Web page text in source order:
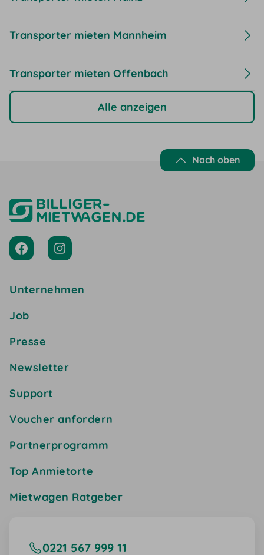
Transporter mieten Mannheim
Transporter mieten Offenbach
Alle anzeigen
Nach oben
Unternehmen
Job
Presse
Newsletter
Support
Voucher anfordern
Partnerprogramm
Top Anmietorte
Mietwagen Ratgeber
0221 567 999 11